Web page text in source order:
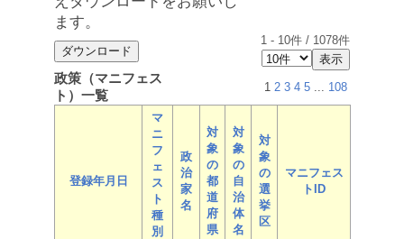
ます。
1 - 10件 / 1078件
政策（マニフェス
ト）一覧
1 2 3 4 5 ... 108
登録年月日
マ
ニ
フ
ェ
ス
ト
種
別
政
治
家
名
対
象
の
都
道
府
県
対
象
の
自
治
体
名
対
象
の
選
挙
区
マニフェス
トID